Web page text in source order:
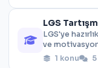
LGS
LGS'ye
ve
1 konu